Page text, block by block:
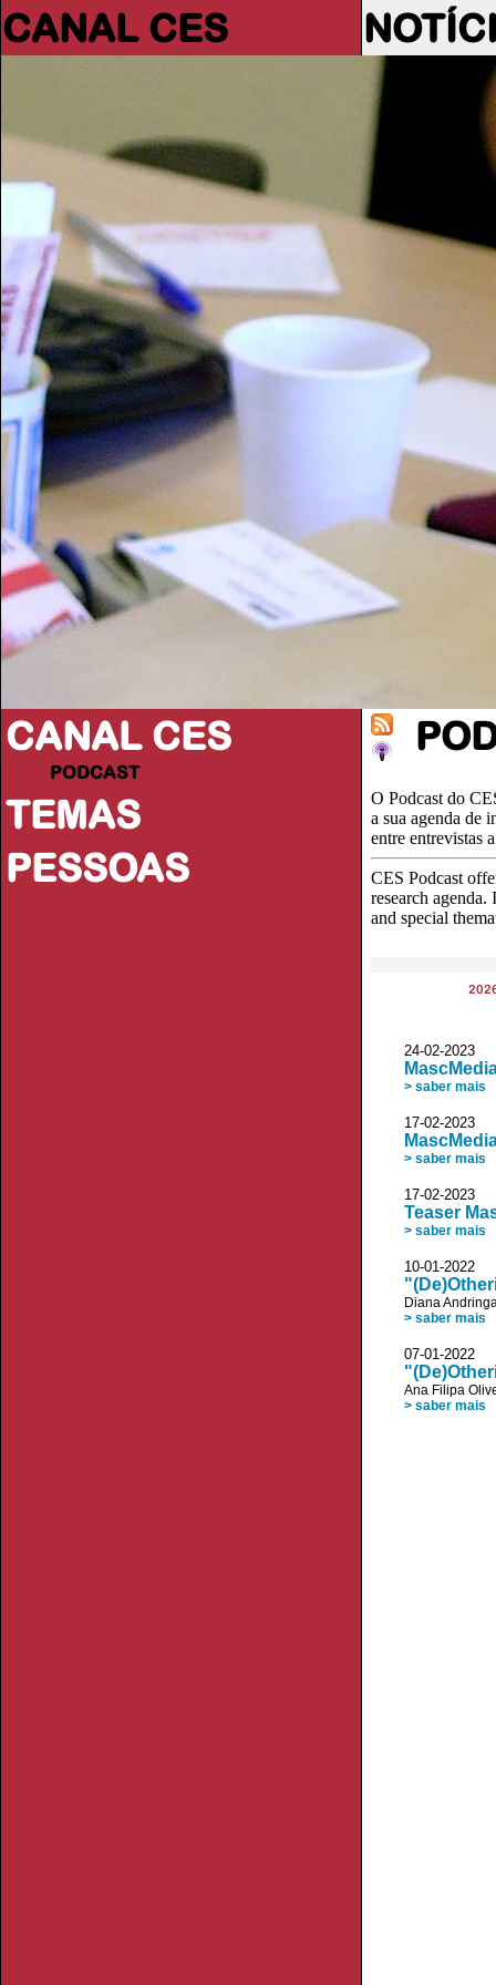
CANAL CES
CANAL CES
PODCAST
TEMAS
PESSOAS
O Podcast do
a sua agenda de
entre entrevistas
CES Podcast
research
and special
24-02-
> saber mais
17-02-
> saber mais
17-02-
Teaser
> saber mais
10-01-
Diana
> saber mais
07-01-
Ana Filipa
> saber mais